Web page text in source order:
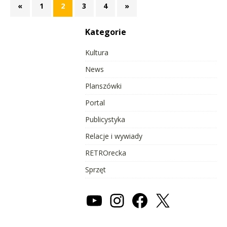
« 1 2 3 4 »
Kategorie
Kultura
News
Planszówki
Portal
Publicystyka
Relacje i wywiady
RETROrecka
Sprzęt